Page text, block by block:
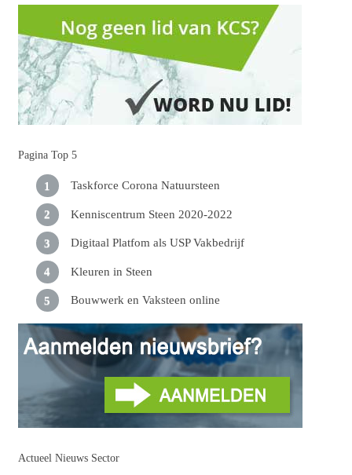
Pagina Top 5
Taskforce Corona Natuursteen
Kenniscentrum Steen 2020-2022
Digitaal Platfom als USP Vakbedrijf
Kleuren in Steen
Bouwwerk en Vaksteen online
Actueel Nieuws Sector